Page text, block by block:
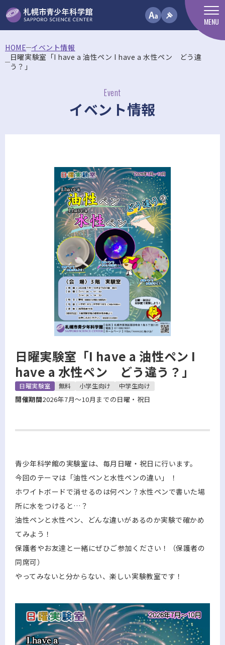
MENU
HOME イベント情報
日曜実験室「I have a 油性ペン I have a 水性ペン どう違
う？」
Event
イベント情報
日曜実験室「I have a 油性ペン I
have a 水性ペン どう違う？」
日曜実験室 無料 小学生向け 中学生向け
開催期間2026年7月～10月までの日曜・祝日
青少年科学館の実験室は、毎月日曜・祝日に行います。
今回のテーマは「油性ペンと水性ペンの違い」 ！
ホワイトボードで消せるのは何ペン？水性ペンで書いた場
所に水をつけると…？
油性ペンと水性ペン、どんな違いがあるのか実験で確かめ
てみよう！
保護者やお友達と一緒にぜひご参加ください！（保護者の
同席可）
やってみないと分からない、楽しい実験教室です！